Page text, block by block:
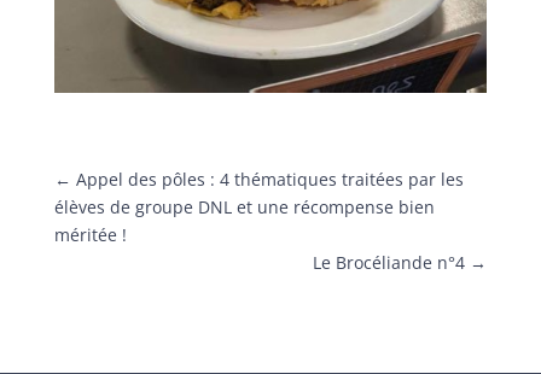
← Appel des pôles : 4 thématiques traitées par les
élèves de groupe DNL et une récompense bien
méritée !
Le Brocéliande n°4 →